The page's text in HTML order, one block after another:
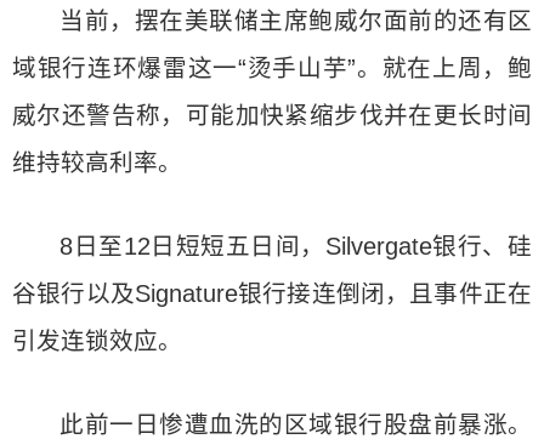
当前，摆在美联储主席鲍威尔面前的还有区
域银行连环爆雷这一“烫手山芋”。就在上周，鲍
威尔还警告称，可能加快紧缩步伐并在更长时间
维持较高利率。
8日至12日短短五日间，Silvergate银行、硅
谷银行以及Signature银行接连倒闭，且事件正在
引发连锁效应。
此前一日惨遭血洗的区域银行股盘前暴涨。